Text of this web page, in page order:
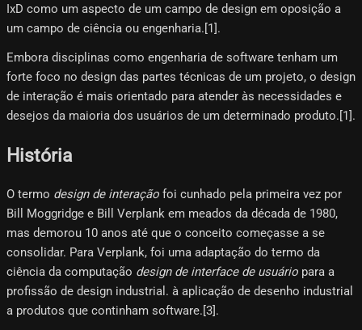
IxD como um aspecto de um campo de design em oposição a
um campo de ciência ou engenharia.[1]​.
Embora disciplinas como engenharia de software tenham um
forte foco no design das partes técnicas de um projeto, o design
de interação é mais orientado para atender às necessidades e
desejos da maioria dos usuários de um determinado produto.[1]​.
História
O termo design de interação foi cunhado pela primeira vez por
Bill Moggridge e Bill Verplank em meados da década de 1980,
mas demorou 10 anos até que o conceito começasse a se
consolidar. Para Verplank, foi uma adaptação do termo da
ciência da computação design de interface de usuário para a
profissão de design industrial. à aplicação de desenho industrial
a produtos que continham software.[3]​.